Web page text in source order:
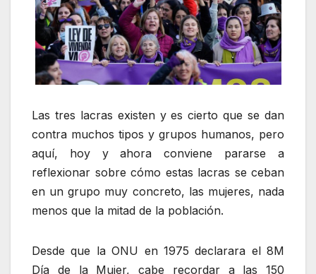
Las tres lacras existen y es cierto que se dan
contra muchos tipos y grupos humanos, pero
aquí, hoy y ahora conviene pararse a
reflexionar sobre cómo estas lacras se ceban
en un grupo muy concreto, las mujeres, nada
menos que la mitad de la población.
Desde que la ONU en 1975 declarara el 8M
Día de la Mujer, cabe recordar a las 150